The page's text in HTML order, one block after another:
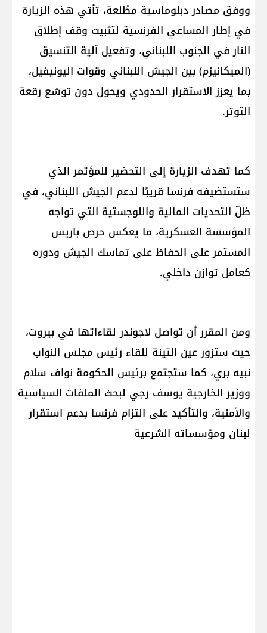
ووفق مصادر دبلوماسية مطّلعة، تأتي هذه الزيارة
في إطار المساعي الفرنسية لتثبيت وقف إطلاق
النار في الجنوب اللبناني، وتفعيل آلية التنسيق
(الميكانيزم) بين الجيش اللبناني وقوات اليونيفيل،
بما يعزز الاستقرار الحدودي ويحول دون توسّع رقعة
التوتر.
كما تهدف الزيارة إلى التحضير للمؤتمر الذي
ستستضيفه فرنسا قريبًا لدعم الجيش اللبناني، في
ظلّ التحديات المالية واللوجستية التي تواجه
المؤسسة العسكرية، ما يعكس حرص باريس
المستمر على الحفاظ على تماسك الجيش ودوره
كعامل توازن داخلي.
ومن المقرر أن تواصل لاجوندر لقاءاتها في بيروت،
حيث ستزور عين التينة للقاء رئيس مجلس النواب
نبيه بري، كما ستجتمع برئيس الحكومة نواف سلام
ووزير الخارجية يوسف رجي لبحث الملفات السياسية
والأمنية، والتأكيد على التزام فرنسا بدعم استقرار
لبنان ومؤسساته الشرعية